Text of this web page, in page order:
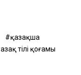
қазақша
Қазақ тілі қоғамы